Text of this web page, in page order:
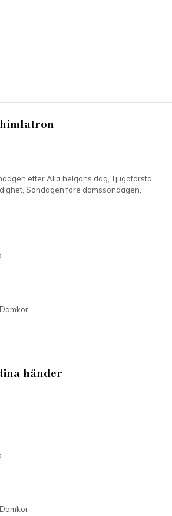
efter Alla helgons dag, Tjugoförsta
Söndagen före domssöndagen,
Damkör
händer
Damkör